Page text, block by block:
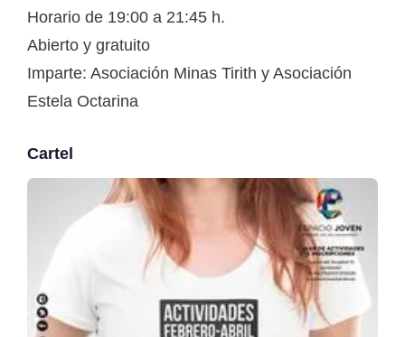
Horario de 19:00 a 21:45 h.
Abierto y gratuito
Imparte: Asociación Minas Tirith y Asociación
Estela Octarina
Cartel